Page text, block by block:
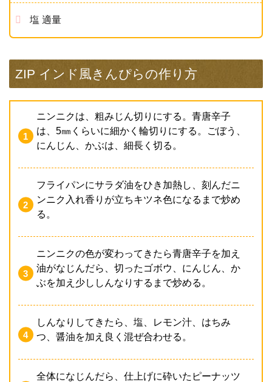
塩 適量
ZIP インド風きんぴらの作り方
ニンニクは、粗みじん切りにする。青唐辛子
は、5㎜くらいに細かく輪切りにする。ごぼう、
にんじん、かぶは、細長く切る。
フライパンにサラダ油をひき加熱し、刻んだニ
ンニク入れ香りが立ちキツネ色になるまで炒め
る。
ニンニクの色が変わってきたら青唐辛子を加え
油がなじんだら、切ったゴボウ、にんじん、か
ぶを加え少ししんなりするまで炒める。
しんなりしてきたら、塩、レモン汁、はちみ
つ、醤油を加え良く混ぜ合わせる。
全体になじんだら、仕上げに砕いたピーナッツ